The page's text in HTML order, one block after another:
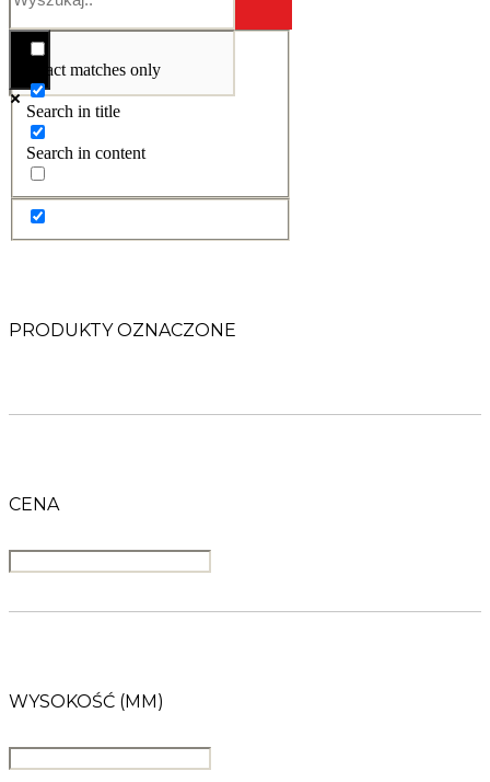
Exact matches only
Search in title
Search in content
PRODUKTY OZNACZONE
CENA
WYSOKOŚĆ (MM)